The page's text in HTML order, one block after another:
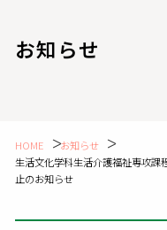
お知らせ
HOME
お知らせ
生活文化学科生活介護福祉専攻課
止のお知らせ